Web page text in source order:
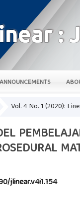
ANNOUNCEMENTS
Vol. 4 No. 1 (2020):
jlinear.v4i1.154